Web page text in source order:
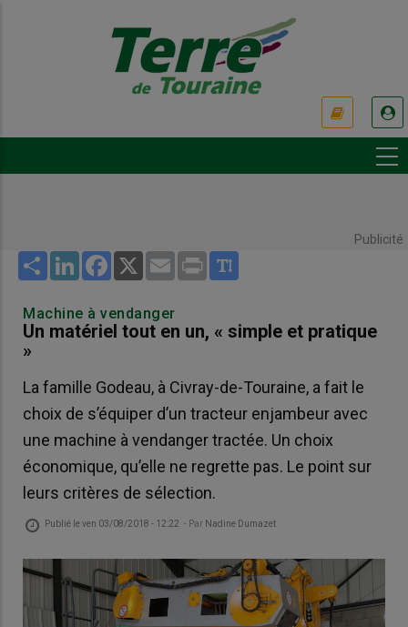
Publicité
Share LinkedInFacebook
X Email Print
Machine à vendanger
Un matériel tout en un, « simple et pratique
»
La famille Godeau, à Civray-de-Touraine, a fait le
choix de s’équiper d’un tracteur enjambeur avec
une machine à vendanger tractée. Un choix
économique, qu’elle ne regrette pas. Le point sur
leurs critères de sélection.
Publié leven 03/08/2018 - 12:22 - Par Nadine Dumazet